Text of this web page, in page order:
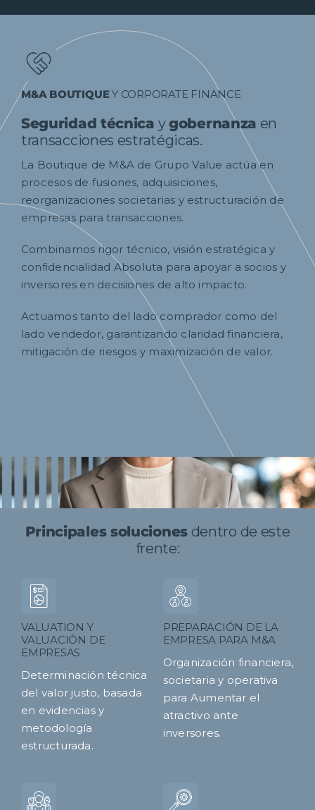
M&A BOUTIQUEY CORPORATE FINANCE
Seguridad técnica ygobernanza en
transacciones estratégicas.
La Boutique de M&A de Grupo Value actúa en
procesos de fusiones, adquisiciones,
reorganizaciones societarias y estructuración de
empresas para transacciones.
Combinamos rigor técnico, visión estratégica y
confidencialidad Absoluta para apoyar a socios y
inversores en decisiones de alto impacto.
Actuamos tanto del lado comprador como del
lado vendedor, garantizando claridad financiera,
mitigación de riesgos y maximización de valor.
Principales solucionesdentro de este
frente:
VALUATION Y
VALUACIÓN DE
EMPRESAS
Determinación técnica
del valor justo, basada
en evidencias y
metodología
estructurada.
PREPARACIÓN DE LA
EMPRESA PARA M&A
Organización financiera,
societaria y operativa
para Aumentar el
atractivo ante
inversores.